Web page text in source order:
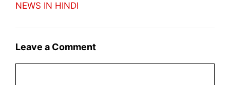
NEWS IN HINDI
Leave a Comment